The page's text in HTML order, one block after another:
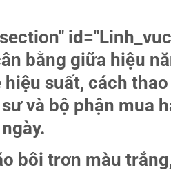
bằng giữa hiệu
suất, cách
và bộ phận mua
bôi trơn màu